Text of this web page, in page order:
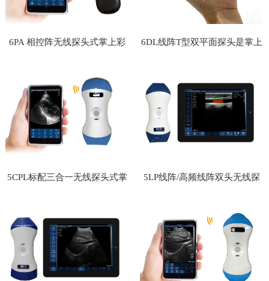
6PA 相控阵无线探头式掌上彩 6DL线阵T型双平面探头是掌上
5CPL标配三合一无线探头式掌 5LP线阵/高频线阵双头无线探